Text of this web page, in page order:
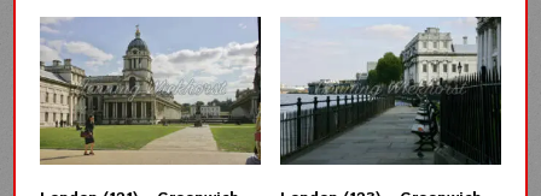
mehrere
Varianten
auf.
Die
Optionen
können
mehrere
Varianten
auf.
Die
Optionen
können
auf